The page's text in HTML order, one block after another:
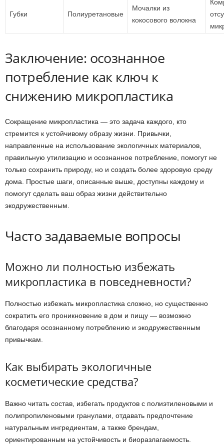
Губки Полиуретановые
Мочалки из
кокосового волокна
Заключение: осознанное
потребление как ключ к
снижению микропластика
Сокращение микропластика — это задача каждого, кто
стремится к устойчивому образу жизни. Привычки,
направленные на использование экологичных материалов,
правильную утилизацию и осознанное потребление, помогут не
только сохранить природу, но и создать более здоровую среду
дома. Простые шаги, описанные выше, доступны каждому и
помогут сделать ваш образ жизни действительно
экодружественным.
Часто задаваемые вопросы
Можно ли полностью избежать
микропластика в повседневности?
Полностью избежать микропластика сложно, но существенно
сократить его проникновение в дом и пищу — возможно
благодаря осознанному потреблению и экодружественным
привычкам.
Как выбирать экологичные
косметические средства?
Важно читать состав, избегать продуктов с полиэтиленовыми и
полипропиленовыми гранулами, отдавать предпочтение
натуральным ингредиентам, а также брендам,
ориентированным на устойчивость и биоразлагаемость.